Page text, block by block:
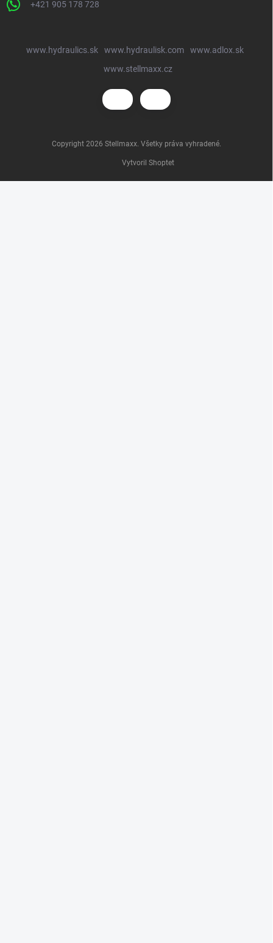
+421 905 178 728
www.hydraulics.sk www.hydraulisk.com
www.adlox.sk
www.stellmaxx.cz
Vytvoril Shoptet
Copyright 2026 Stellmaxx. Všetky práva vyhradené.